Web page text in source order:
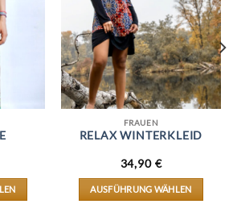
FRAUEN
RELAX WINTERKLEID
34,90 €
AUSFÜHRUNG WÄHLEN